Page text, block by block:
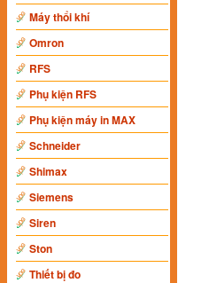
Máy thổi khí
Omron
RFS
Phụ kiện RFS
Phụ kiện máy in MAX
Schneider
Shimax
Siemens
Siren
Ston
Thiết bị đo